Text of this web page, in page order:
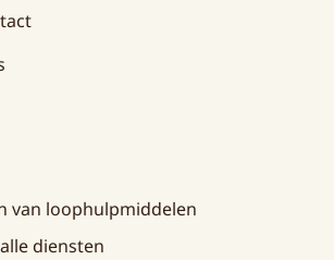
van loophulpmiddelen
diensten